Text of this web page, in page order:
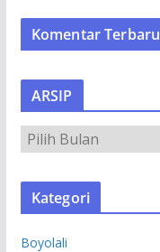
Komentar Terbaru
ARSIP
R
S
Kategori
Boyolali